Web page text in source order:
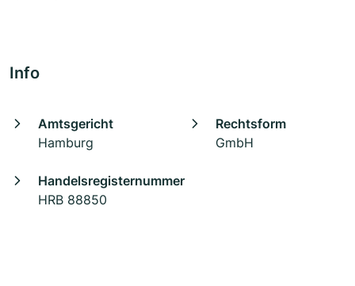
Info
Amtsgericht
Hamburg
Rechtsform
GmbH
Handelsregisternummer
HRB 88850